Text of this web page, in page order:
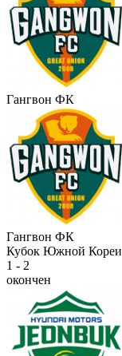
Гангвон ФК
Гангвон ФК
Кубок Южной Кореи
1 - 2
окончен